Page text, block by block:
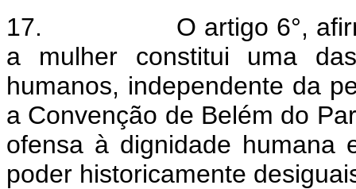
17.
O artigo 6°,
a mulher constitui uma
humanos, independente da
a Convenção de Belém do
ofensa à dignidade humana
poder historicamente